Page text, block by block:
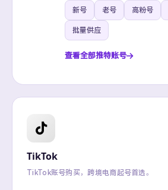
新号 老号 高粉号
批量供应
查看全部推特账号
TikTok
TikTok账号购买，跨境电商起号首选。